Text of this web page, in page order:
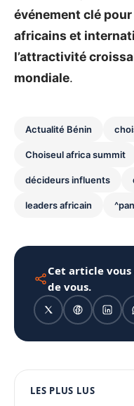
événement clé
africains et
l’attractivité
mondiale.
Actualité Bénin
Choiseul africa summit
décideurs influents
leaders africain
Cet article
de vous.
PUBLICITÉ
LES PLUS LUS